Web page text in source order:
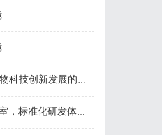
创新发展的先锋企业
准化研发体系全解析